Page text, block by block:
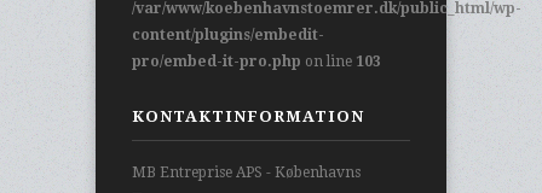
/var/www/koebenhavnstoemrer.dk/public_html/wp-
content/plugins/embedit-
pro/embed-it-pro.php on line 103
KONTAKTINFORMATION
MB Entreprise APS - Københavns